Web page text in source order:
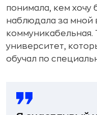
понимала, кем хочу
наблюдала за мной
коммуникабельная.
университет,
обучал по